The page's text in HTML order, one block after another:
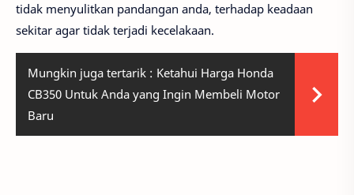
tidak menyulitkan pandangan anda, terhadap keadaan
sekitar agar tidak terjadi kecelakaan.
Mungkin juga tertarik : Ketahui Harga Honda
CB350 Untuk Anda yang Ingin Membeli Motor
Baru